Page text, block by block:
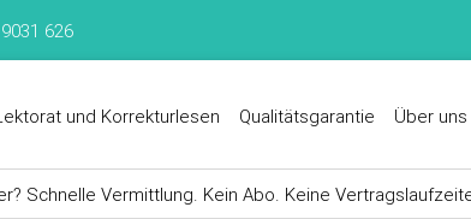
626
und Korrekturlesen Qualitätsgarantie Über uns
Schnelle Vermittlung. Kein Abo. Keine